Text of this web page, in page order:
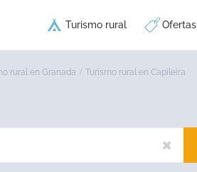
Turismo rural Ofertas
rural en Granada Turismo rural en Capileira